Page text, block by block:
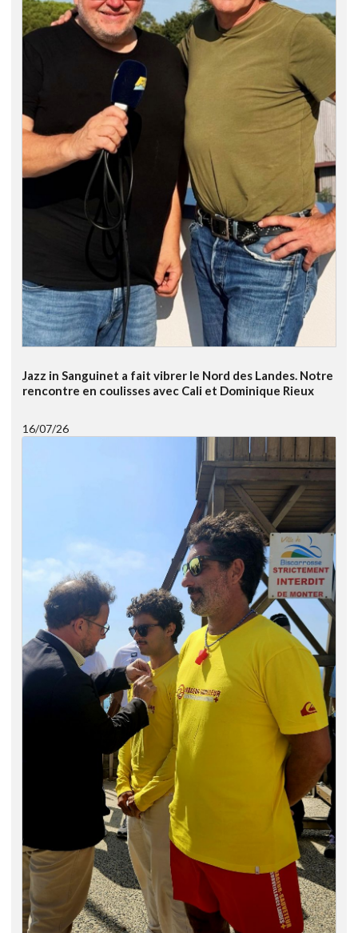
Jazz in Sanguinet a fait vibrer le Nord des Landes. Notre
rencontre en coulisses avec Cali et Dominique Rieux
16/07/26